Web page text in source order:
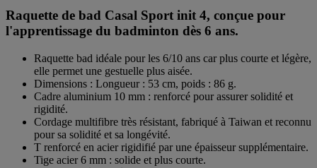
Raquette de bad Casal Sport init 4, conçue pour
l'apprentissage du badminton dès 6 ans.
Raquette bad idéale pour les 6/10 ans car plus courte et légère,
elle permet une gestuelle plus aisée.
Dimensions : Longueur : 53 cm, poids : 86 g.
Cadre aluminium 10 mm : renforcé pour assurer solidité et
rigidité.
Cordage multifibre très résistant, fabriqué à Taiwan et reconnu
pour sa solidité et sa longévité.
T renforcé en acier rigidifié par une épaisseur supplémentaire.
Tige acier 6 mm : solide et plus courte.